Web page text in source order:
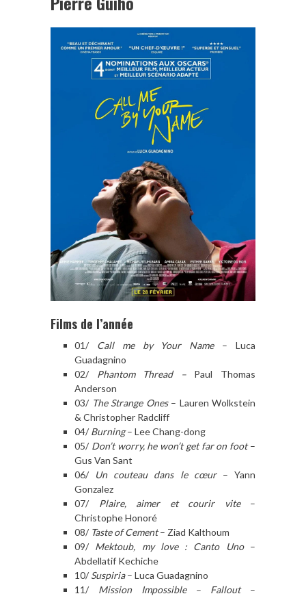
Films de l’année
01/ Call me by Your Name– Luca
Guadagnino
02/ Phantom Thread – Paul Thomas
Anderson
03/ The Strange Ones – Lauren Wolkstein
& Christopher Radcliff
04/ Burning– Lee Chang-dong
05/ Don’t worry, he won’t get far on foot–
Gus Van Sant
06/
Un couteau dans le cœur – Yann
Gonzalez
07/ Plaire, aimer et courir vite –
Christophe Honoré
08/ Taste of Cement– Ziad Kalthoum
09/ Mektoub, my love : Canto Uno –
Abdellatif Kechiche
10/ Suspiria– Luca Guadagnino
11/ Mission Impossible – Fallout –